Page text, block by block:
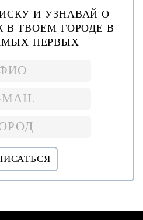
И УЗНАВАЙ О
В ТВОЕМ ГОРОДЕ В
ПЕРВЫХ